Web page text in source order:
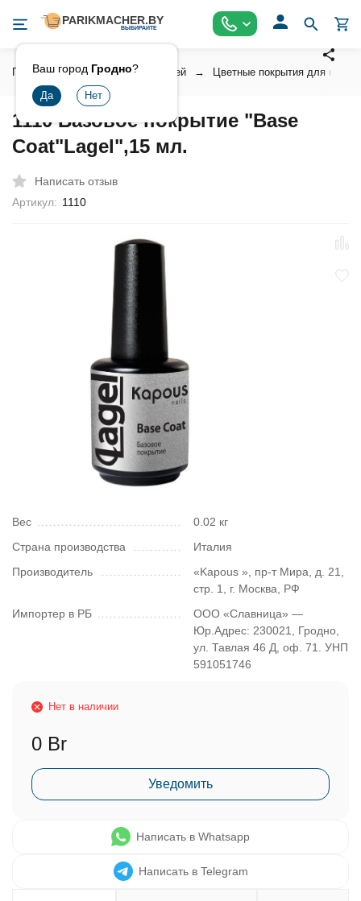
Ваш город Гродно?
Главная Косметика для ногтей Цветные покрытия для ногтей
1110 Базовое покрытие "Base
Coat"Lagel",15 мл.
Написать отзыв
Артикул: 1110
Вес
0.02 кг
Страна производства
Италия
Производитель
«Kapous », пр-т Мира, д. 21,
стр. 1, г. Москва, РФ
Импортер в РБ
ООО «Славница» —
Юр.Адрес: 230021, Гродно,
ул. Тавлая 46 Д, оф. 71. УНП
591051746
Нет в наличии
0 Br
Уведомить
Написать в Whatsapp
Написать в Telegram